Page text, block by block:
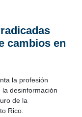
cambios en
la profesión
desinformación
de la
Rico.